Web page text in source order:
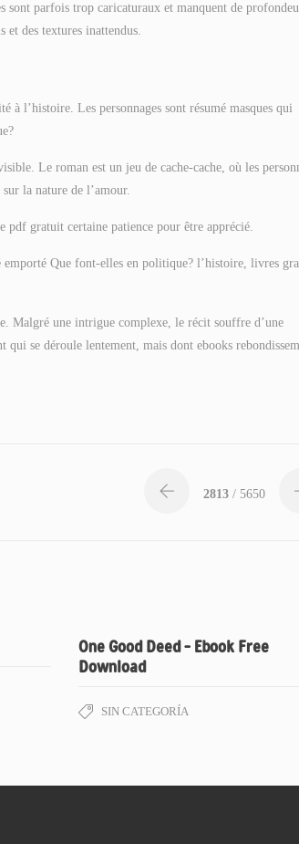
sont parfois trop caricaturaux et manquent de
et des textures inattendus.
l’histoire. Les personnages sont résumé masques qui
Le roman est un jeu de cache-cache, où les
la nature de l’amour.
pdf gratuit certaine patience pour être apprécié.
emporté Que font-elles en politique? l’histoire, livres
Malgré une intrigue complexe, le récit souffre d’une
se déroule lentement, mais dont ebooks
2813 / 5650
One Good Deed – Ebook Free
Download
SIN CATEGORÍA